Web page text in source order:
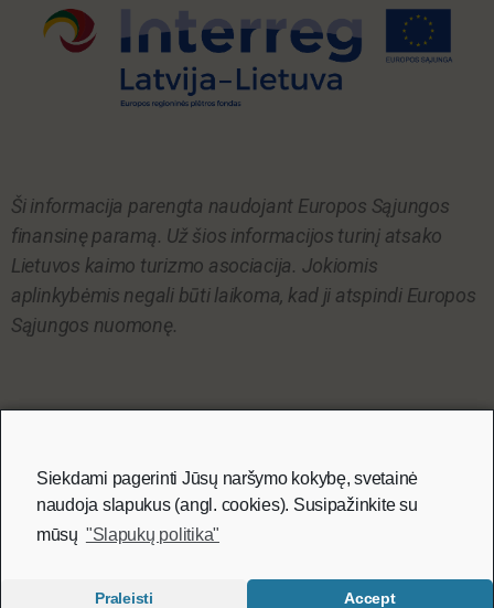
Ši informacija parengta naudojant Europos Sąjungos
finansinę paramą. Už šios informacijos turinį atsako
Lietuvos kaimo turizmo asociacija. Jokiomis
aplinkybėmis negali būti laikoma, kad ji atspindi Europos
Sąjungos nuomonę.
Siekdami pagerinti Jūsų naršymo kokybę, svetainė
naudoja slapukus (angl. cookies). Susipažinkite su
mūsų "Slapukų politika"
Praleisti Accept